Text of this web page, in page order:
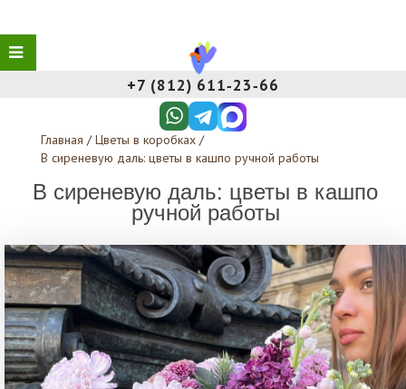
+7 (812) 611‑23‑66
Главная / Цветы в коробках /
В сиреневую даль: цветы в кашпо ручной работы
В сиреневую даль: цветы в кашпо
ручной работы